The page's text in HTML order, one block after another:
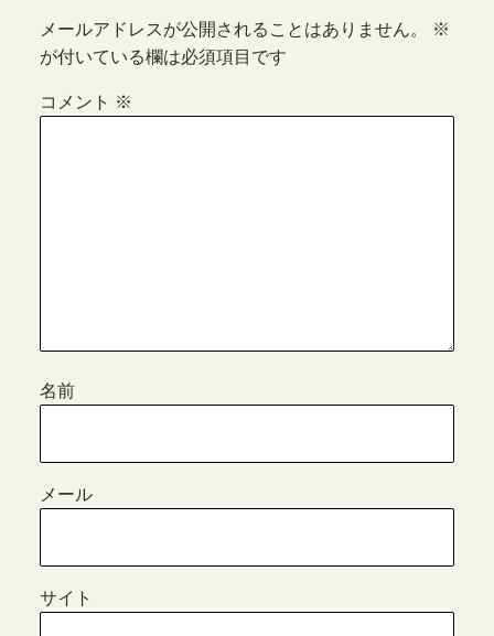
メールアドレスが公開されることはありません。
※
が付いている欄は必須項目です
コメント ※
名前
メール
サイト